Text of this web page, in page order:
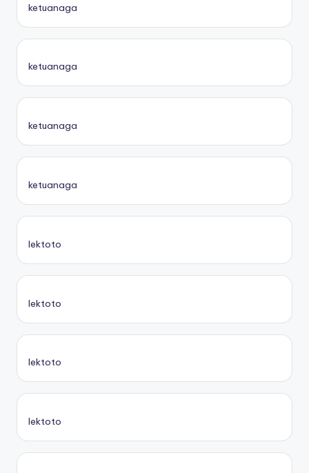
ketuanaga
ketuanaga
ketuanaga
ketuanaga
lektoto
lektoto
lektoto
lektoto